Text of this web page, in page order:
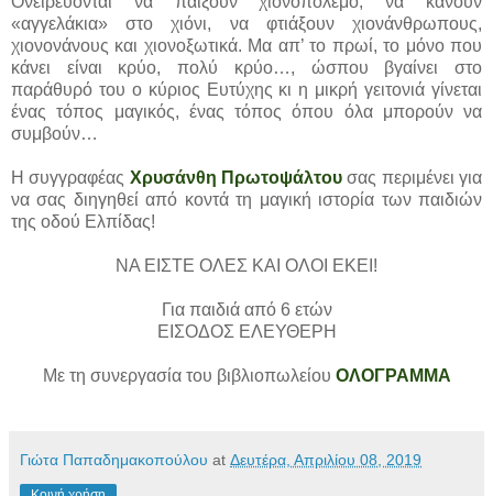
«αγγελάκια» στο χιόνι, να φτιάξουν χιονάνθρωπους,
χιονονάνους και χιονοξωτικά. Μα απ’ το πρωί, το μόνο που
κάνει είναι κρύο, πολύ κρύο…, ώσπου βγαίνει στο
παράθυρό του ο κύριος Ευτύχης κι η μικρή γειτονιά γίνεται
ένας τόπος μαγικός, ένας τόπος όπου όλα μπορούν να
συμβούν…
Η συγγραφέας Χρυσάνθη Πρωτοψάλτουσας περιμένει για
να σας διηγηθεί από κοντά τη μαγική ιστορία των παιδιών
της οδού Ελπίδας!
ΝΑ ΕΙΣΤΕ ΟΛΕΣ ΚΑΙ ΟΛΟΙ ΕΚΕΙ!
Για παιδιά από 6 ετών
ΕΙΣΟΔΟΣ ΕΛΕΥΘΕΡΗ
Με τη συνεργασία του βιβλιοπωλείου ΟΛΟΓΡΑΜΜΑ
Γιώτα Παπαδημακοπούλου at Δευτέρα, Απριλίου 08, 2019